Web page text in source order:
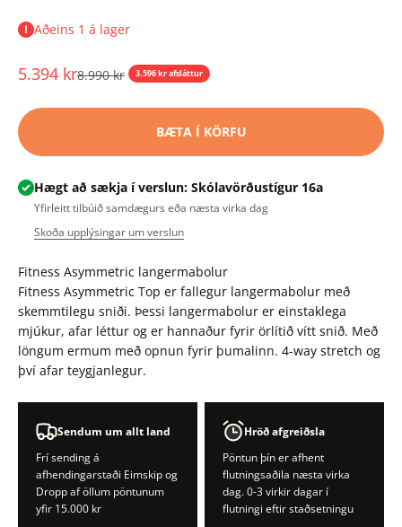
Aðeins 1 á lager
Tilboðsverð
5.394 krUpprunalegt verð
8.990 kr 3.596 kr afsláttur
BÆTA Í KÖRFU
Hægt að sækja í verslun: Skólavörðustígur 16a
Yfirleitt tilbúið samdægurs eða næsta virka dag
Skoða upplýsingar um verslun
Fitness Asymmetric langermabolur
Fitness Asymmetric Top er fallegur langermabolur með
skemmtilegu sniði. Þessi langermabolur er einstaklega
mjúkur, afar léttur og er hannaður fyrir örlítið vítt snið. Með
löngum ermum með opnun fyrir þumalinn. 4-way stretch og
því afar teygjanlegur.
Sendum um allt land
Frí sending á
afhendingarstaði Eimskip og
Dropp af öllum pöntunum
yfir 15.000 kr
Hröð afgreiðsla
Pöntun þín er afhent
flutningsaðila næsta virka
dag. 0-3 virkir dagar í
flutningi eftir staðsetningu